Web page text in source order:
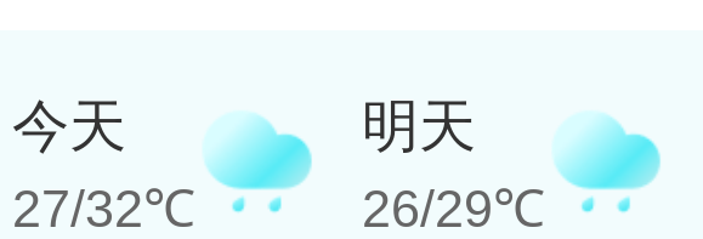
今天
27/32℃
明天
26/29℃